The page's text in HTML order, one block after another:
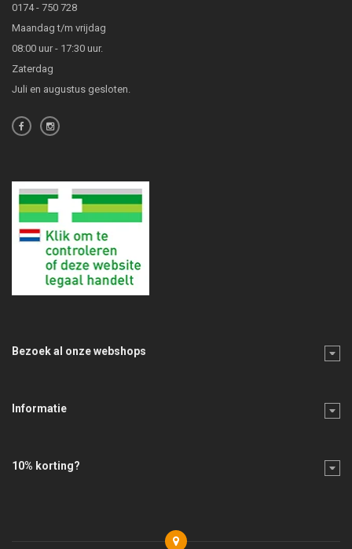
0174 - 750 728
Maandag t/m vrijdag
08:00 uur - 17:30 uur.
Zaterdag
Juli en augustus gesloten.
Bezoek al onze webshops
Informatie
10% korting?